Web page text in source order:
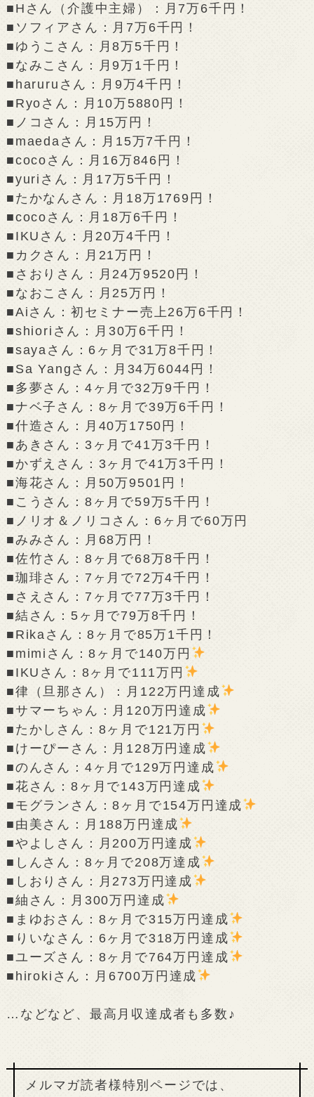
■Hさん（介護中主婦）：月7万6千円！
■ソフィアさん：月7万6千円！
■ゆうこさん：月8万5千円！
■なみこさん：月9万1千円！
■haruruさん：月9万4千円！
■Ryoさん：月10万5880円！
■ノコさん：月15万円！
■maedaさん：月15万7千円！
■cocoさん：月16万846円！
■yuriさん：月17万5千円！
■たかなんさん：月18万1769円！
■cocoさん：月18万6千円！
■IKUさん：月20万4千円！
■カクさん：月21万円！
■さおりさん：月24万9520円！
■なおこさん：月25万円！
■Aiさん：初セミナー売上26万6千円！
■shioriさん：月30万6千円！
■sayaさん：6ヶ月で31万8千円！
■Sa Yangさん：月34万6044円！
■多夢さん：4ヶ月で32万9千円！
■ナベ子さん：8ヶ月で39万6千円！
■什造さん：月40万1750円！
■あきさん：3ヶ月で41万3千円！
■かずえさん：3ヶ月で41万3千円！
■海花さん：月50万9501円！
■こうさん：8ヶ月で59万5千円！
■ノリオ＆ノリコさん：6ヶ月で60万円
■みみさん：月68万円！
■佐竹さん：8ヶ月で68万8千円！
■珈琲さん：7ヶ月で72万4千円！
■さえさん：7ヶ月で77万3千円！
■結さん：5ヶ月で79万8千円！
■Rikaさん：8ヶ月で85万1千円！
■mimiさん：8ヶ月で140万円
■IKUさん：8ヶ月で111万円
■律（旦那さん）：月122万円達成
■サマーちゃん：月120万円達成
■たかしさん：8ヶ月で121万円
■けーぴーさん：月128万円達成
■のんさん：4ヶ月で129万円達成
■花さん：8ヶ月で143万円達成
■モグランさん：8ヶ月で154万円達成
■由美さん：月188万円達成
■やよしさん：月200万円達成
■しんさん：8ヶ月で208万達成
■しおりさん：月273万円達成
■紬さん：月300万円達成
■まゆおさん：8ヶ月で315万円達成
■りいなさん：6ヶ月で318万円達成
■ユーズさん：8ヶ月で764万円達成
■hirokiさん：月6700万円達成
…などなど、最高月収達成者も多数♪
メルマガ読者様特別ページでは、